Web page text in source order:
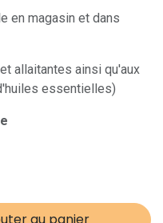
en magasin et dans
allaitantes ainsi qu'aux
essentielles)
au panier